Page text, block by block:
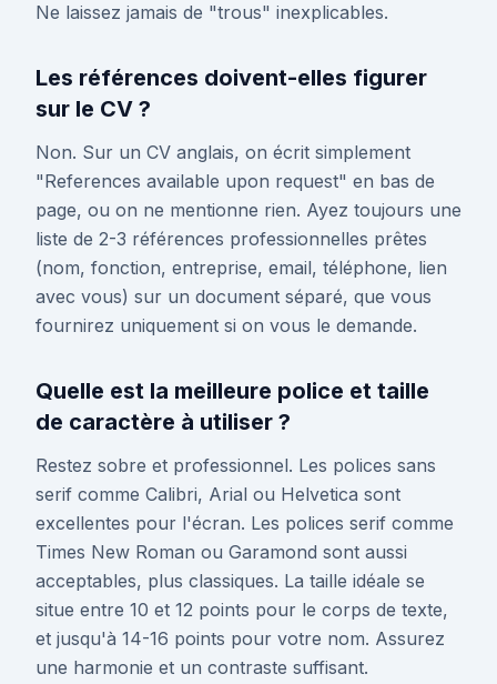
Ne laissez jamais de "trous" inexplicables.
Les références doivent-elles figurer
sur le CV ?
Non. Sur un CV anglais, on écrit simplement
"References available upon request" en bas de
page, ou on ne mentionne rien. Ayez toujours une
liste de 2-3 références professionnelles prêtes
(nom, fonction, entreprise, email, téléphone, lien
avec vous) sur un document séparé, que vous
fournirez uniquement si on vous le demande.
Quelle est la meilleure police et taille
de caractère à utiliser ?
Restez sobre et professionnel. Les polices sans
serif comme Calibri, Arial ou Helvetica sont
excellentes pour l'écran. Les polices serif comme
Times New Roman ou Garamond sont aussi
acceptables, plus classiques. La taille idéale se
situe entre 10 et 12 points pour le corps de texte,
et jusqu'à 14-16 points pour votre nom. Assurez
une harmonie et un contraste suffisant.